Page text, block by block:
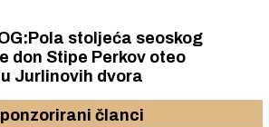
stoljeća seoskog
Jurlinovih dvora
članci